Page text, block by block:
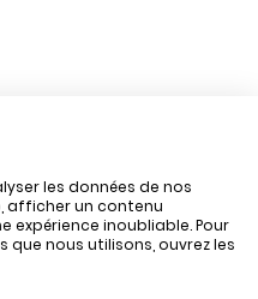
les données de nos
afficher un contenu
expérience inoubliable. Pour
nous utilisons, ouvrez les